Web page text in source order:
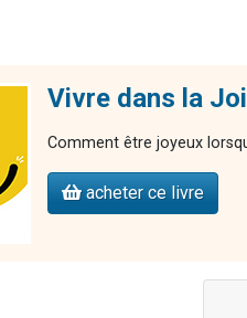
Vivre dans la
Comment être joyeux
acheter ce livre